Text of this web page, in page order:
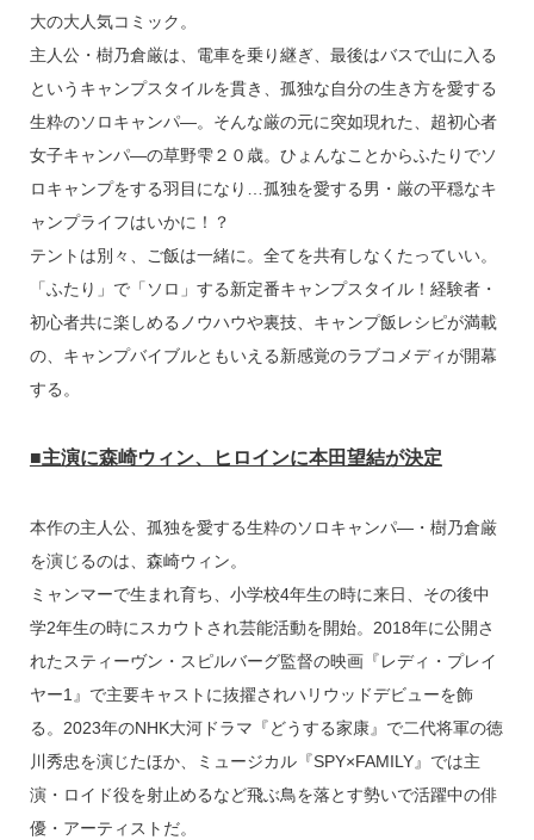
大の大人気コミック。
主人公・樹乃倉厳は、電車を乗り継ぎ、最後はバスで山に入る
というキャンプスタイルを貫き、孤独な自分の生き方を愛する
生粋のソロキャンパ―。そんな厳の元に突如現れた、超初心者
女子キャンパ―の草野雫２０歳。ひょんなことからふたりでソ
ロキャンプをする羽目になり…孤独を愛する男・厳の平穏なキ
ャンプライフはいかに！？
テントは別々、ご飯は一緒に。全てを共有しなくたっていい。
「ふたり」で「ソロ」する新定番キャンプスタイル！経験者・
初心者共に楽しめるノウハウや裏技、キャンプ飯レシピが満載
の、キャンプバイブルともいえる新感覚のラブコメディが開幕
する。
■主演に森崎ウィン、ヒロインに本田望結が決定
本作の主人公、孤独を愛する生粋のソロキャンパ―・樹乃倉厳
を演じるのは、森崎ウィン。
ミャンマーで生まれ育ち、小学校4年生の時に来日、その後中
学2年生の時にスカウトされ芸能活動を開始。2018年に公開さ
れたスティーヴン・スピルバーグ監督の映画『レディ・プレイ
ヤー1』で主要キャストに抜擢されハリウッドデビューを飾
る。2023年のNHK大河ドラマ『どうする家康』で二代将軍の徳
川秀忠を演じたほか、ミュージカル『SPY×FAMILY』では主
演・ロイド役を射止めるなど飛ぶ鳥を落とす勢いで活躍中の俳
優・アーティストだ。